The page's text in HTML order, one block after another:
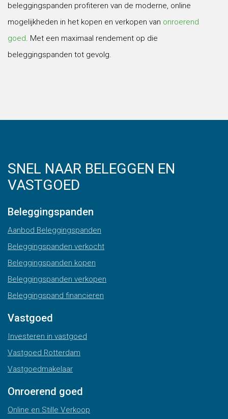
beleggingspanden profiteren van de moderne, online
mogelijkheden in het kopen en verkopen van onroerend
goed . Met een maximaal rendement op die
beleggingspanden tot gevolg.
SNEL NAAR BELEGGEN EN
VASTGOED
Beleggingspanden
Aanbod Beleggingspanden
Beleggingspanden verkocht
Beleggingspanden kopen
Beleggingspanden verkopen
Beleggingspand financieren
Vastgoed
Investeren in vastgoed
Vastgoed Rotterdam
Vastgoedmakelaar
Onroerend goed
Online en Stille Verkoop